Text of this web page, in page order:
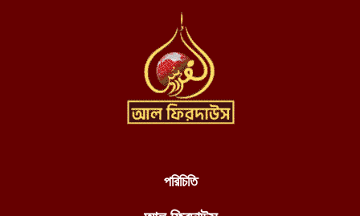
ইসলামিয়া জাতীয় প্রতিরক্ষা মন্ত্রণালয়
স্বাস্থ্যসেবার মানোন্নয়ন ও স্বনির্ভরতা অর্জনে পাঁচ বছর মেয়াদি সমন্বিত
পরিকল্পনা গ্রহণ করছে ইমারাতে ইসলামিয়া
ভিডিও || ১১টি চীনা ও রুশ নির্মিত সাঁজোয়া ট্যাংক সম্পূর্ণ মেরামত করে
পরিচিতি